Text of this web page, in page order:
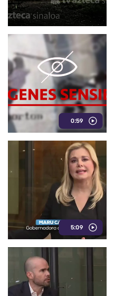
0:59
5:09